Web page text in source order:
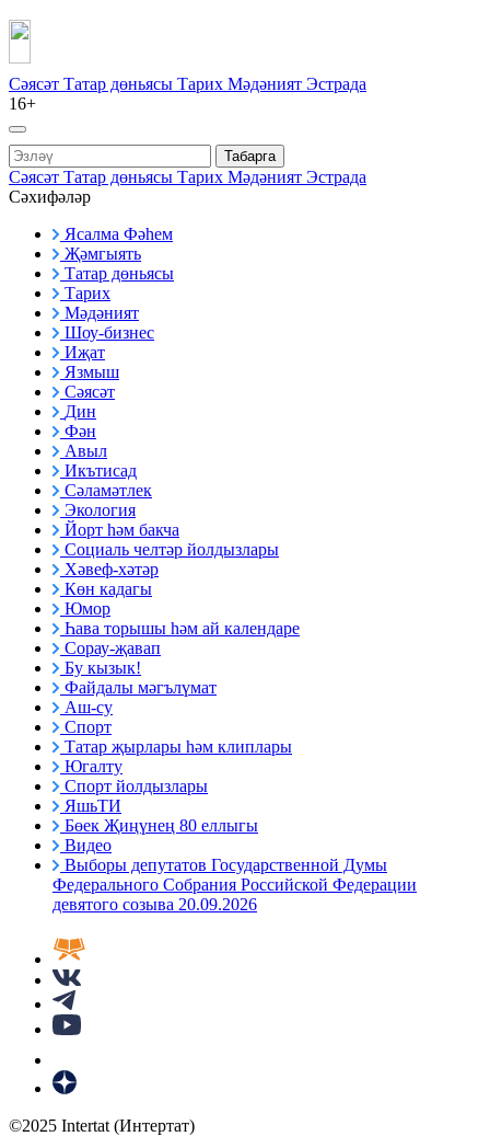
Сәясәт Татар дөньясы Тарих Мәдәният Эстрада
16+
Табарга
Сәясәт Татар дөньясы Тарих Мәдәният Эстрада
Сәхифәләр
Ясалма Фәһем
Җәмгыять
Татар дөньясы
Тарих
Мәдәният
Шоу-бизнес
Иҗат
Язмыш
Сәясәт
Дин
Фән
Авыл
Икътисад
Сәламәтлек
Экология
Йорт һәм бакча
Социаль челтәр йолдызлары
Хәвеф-хәтәр
Көн кадагы
Юмор
Һава торышы һәм ай календаре
Сорау-җавап
Бу кызык!
Файдалы мәгълүмат
Аш-су
Спорт
Татар җырлары һәм клиплары
Югалту
Спорт йолдызлары
ЯшьТИ
Бөек Җиңүнең 80 еллыгы
Видео
Выборы депутатов Государственной Думы
Федерального Собрания Российской Федерации
девятого созыва 20.09.2026
©2025 Intertat (Интертат)